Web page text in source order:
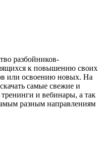
разбойников-
к повышению своих
или освоению новых. На
самые свежие и
и вебинары, а так
разным направлениям